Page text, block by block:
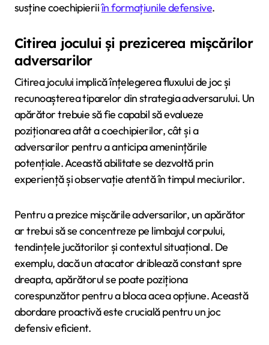
susține coechipieriiîn formațiunile defensive.
Citirea jocului și prezicerea mișcărilor
adversarilor
Citirea jocului implică înțelegerea fluxului de joc și
recunoașterea tiparelor din strategia adversarului. Un
apărător trebuie să fie capabil să evalueze
poziționarea atât a coechipierilor, cât și a
adversarilor pentru a anticipa amenințările
potențiale. Această abilitate se dezvoltă prin
experiență și observație atentă în timpul meciurilor.
Pentru a prezice mișcările adversarilor, un apărător
ar trebui să se concentreze pe limbajul corpului,
tendințele jucătorilor și contextul situațional. De
exemplu, dacă un atacator driblează constant spre
dreapta, apărătorul se poate poziționa
corespunzător pentru a bloca acea opțiune. Această
abordare proactivă este crucială pentru un joc
defensiv eficient.